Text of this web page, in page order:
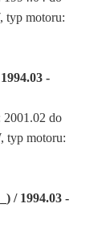
typ motoru:
-
do
typ motoru:
/ 1994.03 -